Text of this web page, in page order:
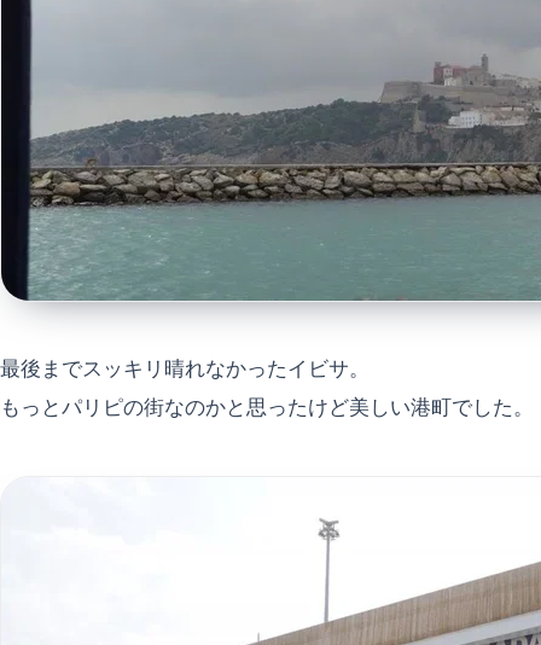
最後までスッキリ晴れなかったイビサ。
もっとパリピの街なのかと思ったけど美しい港町でした。